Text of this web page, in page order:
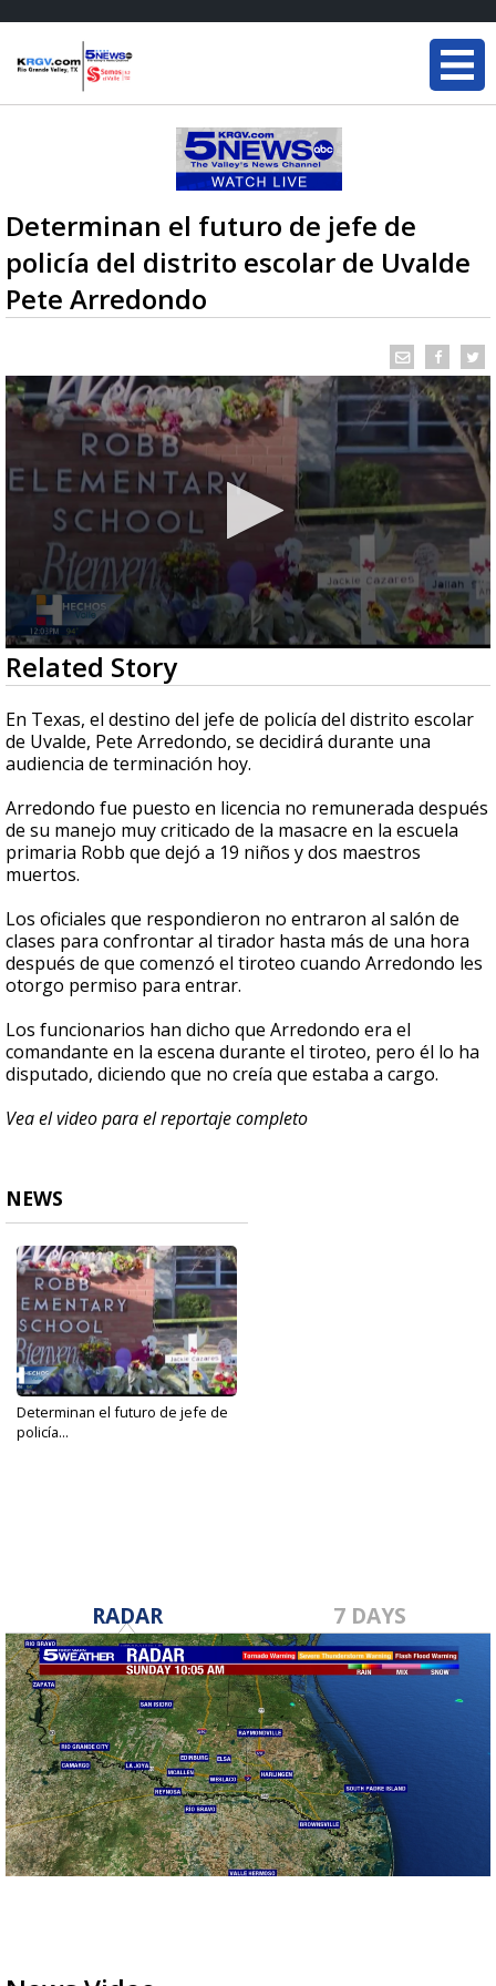
Determinan el futuro de jefe de
policía del distrito escolar de Uvalde
Pete Arredondo
0
seconds
of
47
seconds
Related Story
En Texas, el destino del jefe de policía del distrito escolar
de Uvalde, Pete Arredondo, se decidirá durante una
audiencia de terminación hoy.
Arredondo fue puesto en licencia no remunerada después
de su manejo muy criticado de la masacre en la escuela
primaria Robb que dejó a 19 niños y dos maestros
muertos.
Los oficiales que respondieron no entraron al salón de
clases para confrontar al tirador hasta más de una hora
después de que comenzó el tiroteo cuando Arredondo les
otorgo permiso para entrar.
Los funcionarios han dicho que Arredondo era el
comandante en la escena durante el tiroteo, pero él lo ha
disputado, diciendo que no creía que estaba a cargo.
Vea el video para el reportaje completo
NEWS
Determinan el futuro de jefe de
policía...
RADAR 7 DAYS